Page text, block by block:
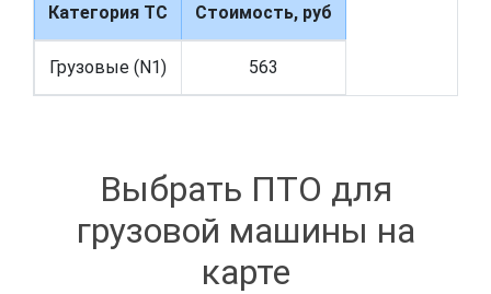
Категория ТС Стоимость, руб
Грузовые (N1) 563
Выбрать ПТО для
грузовой машины на
карте